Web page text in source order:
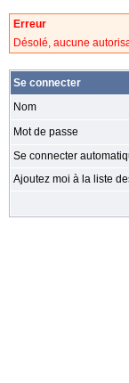
Erreur
Désolé, aucune
Se connecter
Nom
Mot de passe
Se connecter
Ajoutez moi à la liste